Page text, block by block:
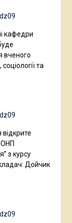
кафедри
вченого
та
відкрите
ОНП
з курсу
Дойчик